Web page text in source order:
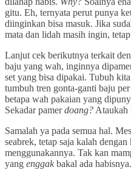
gitu. Eh, ternyata perut punya
diinginkan bisa masuk. Jika
mata dan lidah masih ingin,
Lanjut cek berikutnya terkait
baju yang wah, inginnya
set yang bisa dipakai. Tubuh kita
tumbuh tren gonta-ganti baju
betapa wah pakaian yang
Sekadar pamerdoang? Ataukah
Samalah ya pada semua hal.
seabrek, tetap saja kalah
menggunakannya. Tak kan
yang enggak bakal ada habisnya.